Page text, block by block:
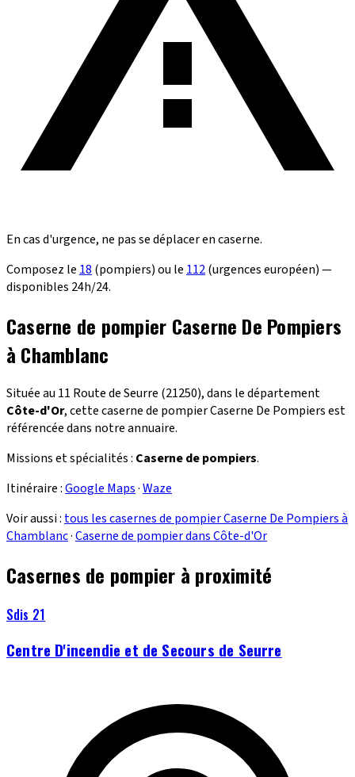
En cas d'urgence, ne pas se déplacer en caserne.
Composez le 18 (pompiers) ou le 112(urgences européen) —
disponibles 24h/24.
Caserne de pompier Caserne De Pompiers
à Chamblanc
Située au 11 Route de Seurre (21250), dans le département
Côte-d'Or, cette caserne de pompier Caserne De Pompiers est
référencée dans notre annuaire.
Missions et spécialités : Caserne de pompiers.
Itinéraire :Google Maps·Waze
Voir aussi : tous les casernes de pompier Caserne De Pompiers à
Chamblanc·Caserne de pompier dans Côte-d'Or
Casernes de pompier à proximité
Sdis 21
Centre D'incendie et de Secours de Seurre